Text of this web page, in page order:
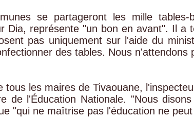
se partageront les mille
Dia, représente "un bon en avant". Il a
pas uniquement sur l'aide du
des tables. Nous n'attendons
tous les maires de Tivaouane,
de l'Éducation Nationale. "Nous
"qui ne maîtrise pas l'éducation ne